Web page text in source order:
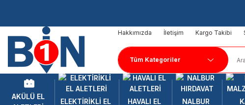
Hakkımızda İletişim Kargo Takibi
AKÜLÜ EL
ELEKTİRİKLİ EL
HAVALI EL
NALBUR